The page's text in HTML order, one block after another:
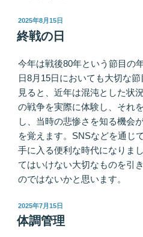
投
稿
日:
2025年8月15日
終戦の日
今年は戦後80年という節目の
日8月15日においても大切な
見ると、近年は混沌とした状
の戦争を実際に体験し、それ
し、当時の悲惨さを知る機会
を覚えます。SNSなどを通じ
手に入る便利な時代になりま
てはいけない大切なものを引
のではないかと思います。
投
稿
日:
2025年7月15日
体調管理